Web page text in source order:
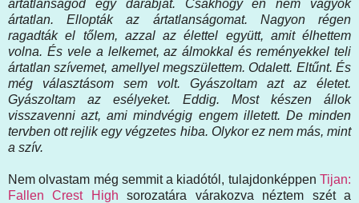
ártatlanságod egy darabját. Csakhogy én nem vagyok
ártatlan. Ellopták az ártatlanságomat. Nagyon régen
ragadták el tőlem, azzal az élettel együtt, amit élhettem
volna. És vele a lelkemet, az álmokkal és reményekkel teli
ártatlan szívemet, amellyel megszülettem. Odalett. Eltűnt. És
még választásom sem volt. Gyászoltam azt az életet.
Gyászoltam az esélyeket. Eddig. Most készen állok
visszavenni azt, ami mindvégig engem illetett. De minden
tervben ott rejlik egy végzetes hiba. Olykor ez nem más, mint
a szív.
Nem olvastam még semmit a kiadótól, tulajdonképpen Tijan:
Fallen Crest High sorozatára várakozva néztem szét a